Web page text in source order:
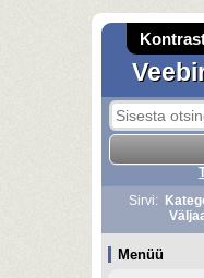
Sirvi:
Menüü